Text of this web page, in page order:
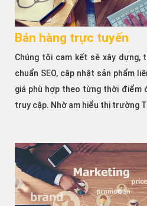
Bán hàng trực tuyến
Chúng tôi cam kết sẽ xây dựng,
chuẩn SEO, cập nhật sản phẩm
giá phù hợp theo từng thời điểm
truy cập. Nhờ am hiểu thị trường